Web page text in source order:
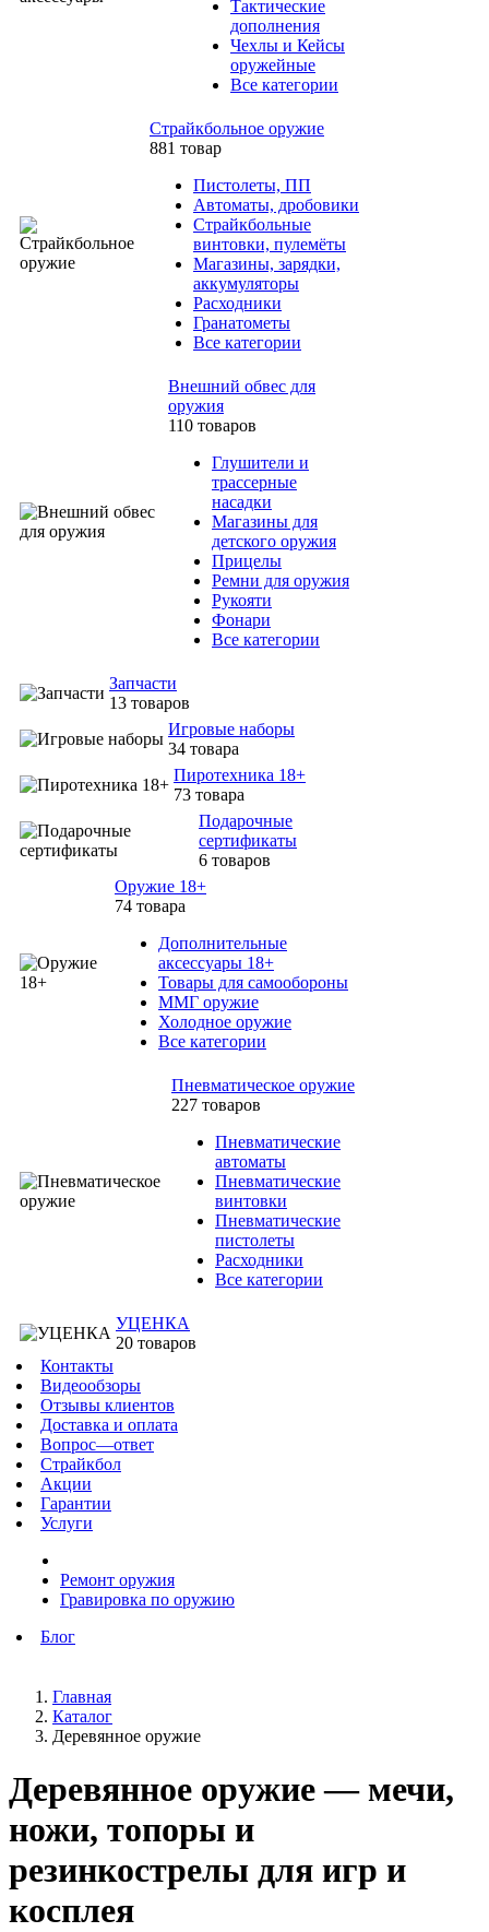
Тактические
дополнения
Чехлы и Кейсы
оружейные
Все категории
Страйкбольное оружие
881 товар
Пистолеты, ПП
Автоматы, дробовики
Страйкбольные
винтовки, пулемёты
Магазины, зарядки,
аккумуляторы
Расходники
Гранатометы
Все категории
Внешний обвес для
оружия
110 товаров
Глушители и
трассерные
насадки
Магазины для
детского оружия
Прицелы
Ремни для оружия
Рукояти
Фонари
Все категории
Запчасти
13 товаров
Игровые наборы
34 товара
Пиротехника 18+
73 товара
Подарочные
сертификаты
6 товаров
Оружие 18+
74 товара
Дополнительные
аксессуары 18+
Товары для самообороны
ММГ оружие
Холодное оружие
Все категории
Пневматическое оружие
227 товаров
Пневматические
автоматы
Пневматические
винтовки
Пневматические
пистолеты
Расходники
Все категории
УЦЕНКА
20 товаров
Контакты
Видеообзоры
Отзывы клиентов
Доставка и оплата
Вопрос—ответ
Страйкбол
Акции
Гарантии
Услуги
Ремонт оружия
Гравировка по оружию
Блог
Главная
Каталог
Деревянное оружие
Деревянное оружие — мечи,
ножи, топоры и
резинкострелы для игр и
косплея